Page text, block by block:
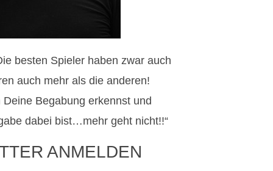
besten Spieler haben zwar auch
auch mehr als die anderen!
Begabung erkennst und
dabei bist…mehr geht nicht!!“
ANMELDEN